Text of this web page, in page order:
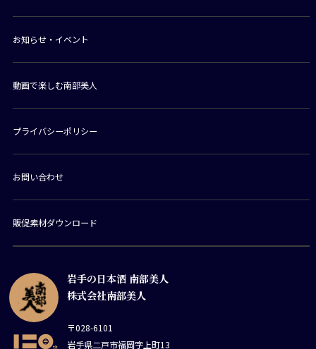
岩手の日本酒 南部美人
株式会社南部美人
〒028-6101
岩手県二戸市福岡字上町13
お知らせ・イベント
動画で楽しむ南部美人
プライバシーポリシー
お問い合わせ
販促素材ダウンロード